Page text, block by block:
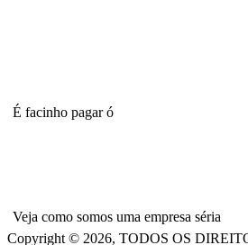
É facinho pagar ó
Veja como somos uma empresa séria
Copyright © 2026, TODOS OS